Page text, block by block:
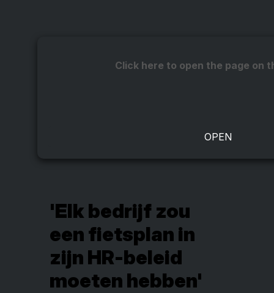
Click here to open the page on
'Elk bedrijf zou
een fietsplan in
zijn HR-beleid
moeten hebben'